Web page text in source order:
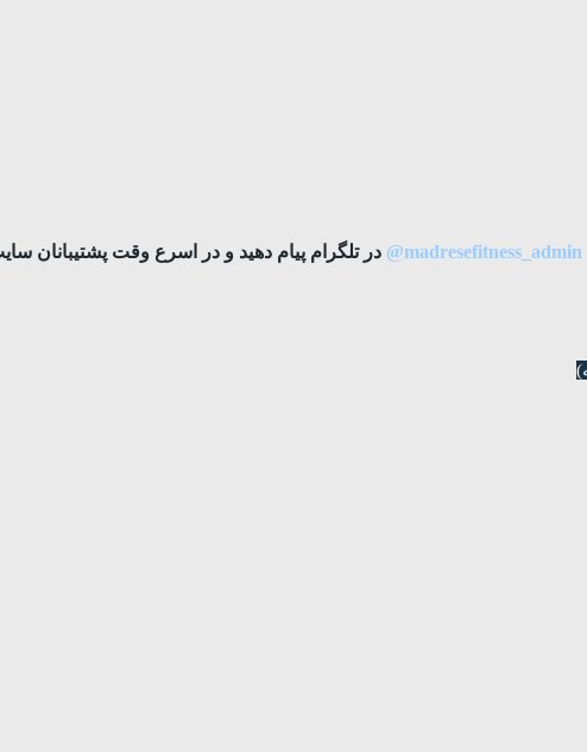
madresefitness_admin
@ در تلگرام پیام دهید و در اسرع وقت پشتیبانان